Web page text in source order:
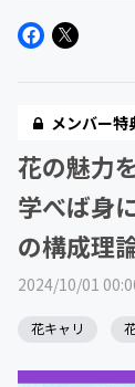
メンバー特
花の魅力
学べば
の構成理
2024/10/01
花キャリ